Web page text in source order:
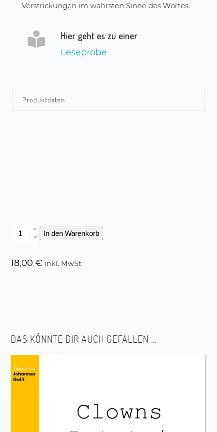
Verstrickungen im wahrsten Sinne des Wortes.
Hier geht es zu einer
Leseprobe
Produktdaten
Das
Zauberzelt
In den Warenkorb
18,00€ inkl. MwSt
DAS KÖNNTE DIR AUCH GEFALLEN …